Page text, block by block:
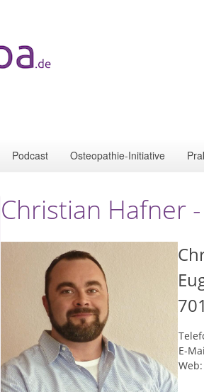
Podcast Osteopathie-Initiative
Christian Hafner
E-
Web: